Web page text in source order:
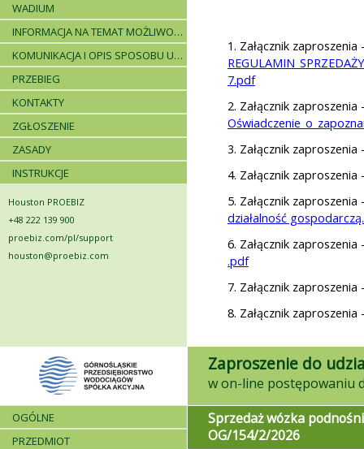
WADIUM
INFORMACJA NA TEMAT MOŻLIWOŚCI SKŁADANIA JEDNEJ OFERTY PRZEZ DWA LUB WIĘCEJ PODMIOTÓW ORAZ UCZESTNICTWA PODWYKONAWCÓW
KOMUNIKACJA I OPIS SPOSOBU UDZIELANIA WYJAŚNIEŃ
PRZEBIEG
KONTAKTY
ZGŁOSZENIE
ZASADY
INSTRUKCJE
Houston PROEBIZ
+48 222 139 900
proebiz.com/pl/support
houston@proebiz.com
1. Załącznik zaproszenia
7.pdf
2. Załącznik zaproszenia
3. Załącznik
4. Załącznik
5. Załącznik
działalność
6. Załącznik
.pdf
7. Załącznik
8. Załącznik
Zaproszenie do
OGÓLNE
PRZEDMIOT
Sprzedaż wózka
OG/154/2/2026